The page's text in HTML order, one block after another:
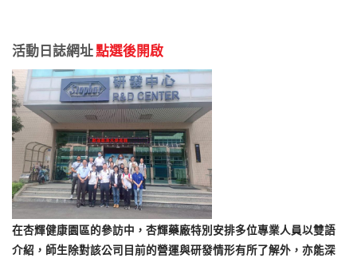
活動日誌網址點選後開啟
在杏輝健康園區的參訪中，杏輝藥廠特別安排多位專業人員以雙語
介紹，師生除對該公司目前的營運與研發情形有所了解外，亦能深